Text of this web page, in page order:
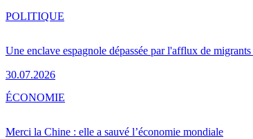
Une enclave espagnole dépassée par l'afflux de
30.07.2026
POLITIQUE
Merci la Chine : elle a sauvé l’économie mondiale
ÉCONOMIE